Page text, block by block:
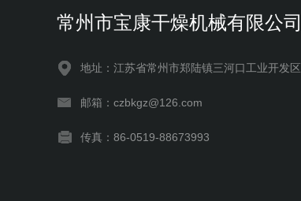
常州市宝康干燥机械有限公司
地址：江苏省常州市郑陆镇三河口工业开发区
邮箱：czbkgz@126.com
传真：86-0519-88673993